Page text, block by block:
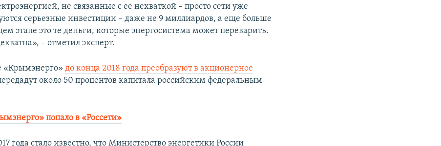
не связанные с ее нехваткой – просто сети уже
серьезные инвестиции – даже не 9 миллиардов, а еще больше
этапе это те деньги, которые энергосистема может переварить.
– отметил эксперт.
«Крымэнерго»до конца 2018 года преобразуют в акционерное
около 50 процентов капитала российским федеральным
попало в «Россети»
года стало известно, что Министерство энергетики России